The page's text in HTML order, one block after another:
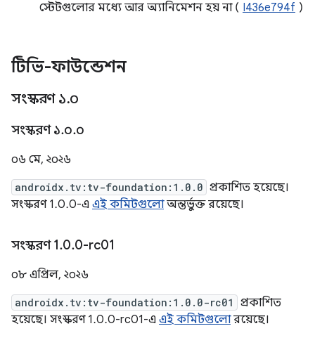
স্টেটগুলোর মধ্যে আর অ্যানিমেশন হয় না ( I436e794f )
টিভি-ফাউন্ডেশন
সংস্করণ ১.০
সংস্করণ ১.০.০
০৬ মে, ২০২৬
androidx.tv:tv-foundation:1.0.0 প্রকাশিত হয়েছে।
সংস্করণ 1.0.0-এ এই কমিটগুলোঅন্তর্ভুক্ত রয়েছে।
সংস্করণ 1.0.0-rc01
০৮ এপ্রিল, ২০২৬
androidx.tv:tv-foundation:1.0.0-rc01
প্রকাশিত
হয়েছে। সংস্করণ 1.0.0-rc01-এ এই কমিটগুলোরয়েছে।